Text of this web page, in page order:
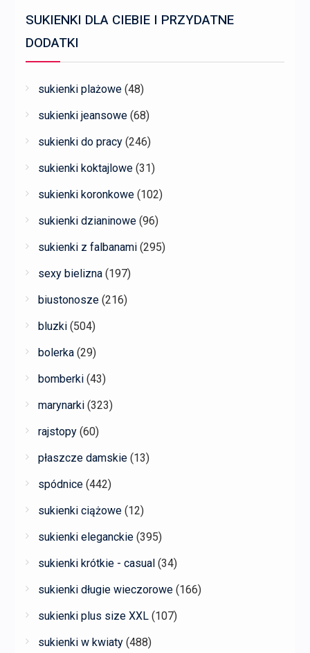
SUKIENKI DLA CIEBIE I PRZYDATNE
DODATKI
sukienki plażowe (48)
sukienki jeansowe (68)
sukienki do pracy (246)
sukienki koktajlowe (31)
sukienki koronkowe (102)
sukienki dzianinowe (96)
sukienki z falbanami (295)
sexy bielizna (197)
biustonosze (216)
bluzki (504)
bolerka (29)
bomberki (43)
marynarki (323)
rajstopy (60)
płaszcze damskie (13)
spódnice (442)
sukienki ciążowe (12)
sukienki eleganckie (395)
sukienki krótkie - casual (34)
sukienki długie wieczorowe (166)
sukienki plus size XXL (107)
sukienki w kwiaty (488)